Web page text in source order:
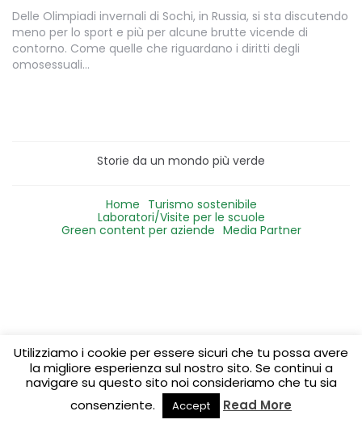
Delle Olimpiadi invernali di Sochi, in Russia, si sta discutendo
meno per lo sport e più per alcune brutte vicende di
contorno. Come quelle che riguardano i diritti degli
omosessuali…
Storie da un mondo più verde
Home Turismo sostenibile
Laboratori/Visite per le scuole
Green content per aziende Media Partner
Utilizziamo i cookie per essere sicuri che tu possa avere
la migliore esperienza sul nostro sito. Se continui a
navigare su questo sito noi consideriamo che tu sia
consenziente.
Accept Read More